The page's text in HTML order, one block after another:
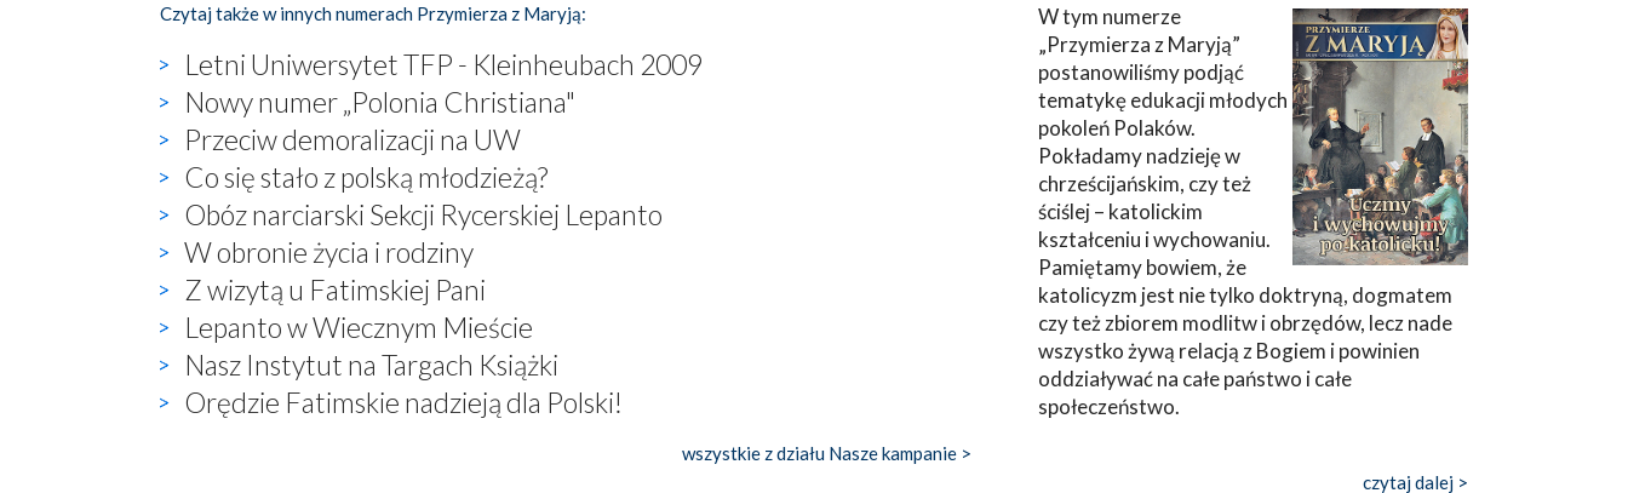
Czytaj także w innych numerach Przymierza z Maryją:
Letni Uniwersytet TFP - Kleinheubach 2009
Nowy numer „Polonia Christiana"
Przeciw demoralizacji na UW
Co się stało z polską młodzieżą?
Obóz narciarski Sekcji Rycerskiej Lepanto
W obronie życia i rodziny
Z wizytą u Fatimskiej Pani
Lepanto w Wiecznym Mieście
Nasz Instytut na Targach Książki
Orędzie Fatimskie nadzieją dla Polski!
wszystkie z działu Nasze kampanie >
W tym numerze
„Przymierza z Maryją”
postanowiliśmy podjąć
tematykę edukacji młodych
pokoleń Polaków.
Pokładamy nadzieję w
chrześcijańskim, czy też
ściślej – katolickim
kształceniu i wychowaniu.
Pamiętamy bowiem, że
katolicyzm jest nie tylko doktryną, dogmatem
czy też zbiorem modlitw i obrzędów, lecz nade
wszystko żywą relacją z Bogiem i powinien
oddziaływać na całe państwo i całe
społeczeństwo.
czytaj dalej >